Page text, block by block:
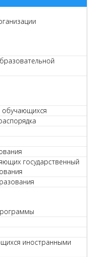
обучающихся
государственный
иностранными